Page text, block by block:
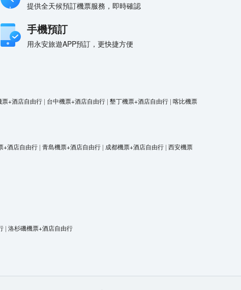
提供全天候預訂機票服務，即時確認
手機預訂
用永安旅遊APP預訂，更快捷方便
票+酒店自由行 | 台中機票+酒店自由行 | 墾丁機票+酒店自由行 | 喀比機票
+酒店自由行 | 青島機票+酒店自由行 | 成都機票+酒店自由行 | 西安機票
| 洛杉磯機票+酒店自由行